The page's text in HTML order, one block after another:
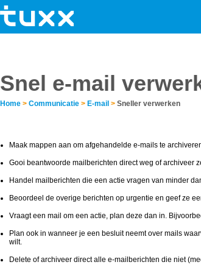
Snel e-mail
Home > Communicatie > E-mail > Sneller verwerken
Maak mappen aan om afgehandelde e-mails te
Gooi beantwoorde mailberichten direct weg of archiveer
Handel mailberichten die een actie vragen van minder
Beoordeel de overige berichten op urgentie en geef ze
Vraagt een mail om een actie, plan deze dan in.
Plan ook in wanneer je een besluit neemt over mails
wilt.
Delete of archiveer direct alle e-mailberichten die niet